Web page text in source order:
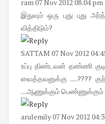
ram07 Nov 2012 08:04 pm
இதுவும் ஒரு புது புது
வித்திடும்?
SATTAM 07 Nov 2012
உப்பு திண்டவன் தண்ணி
வைத்தவனுக்கு .....????
....ஆணுக்கும்
arulemily07 Nov 2012